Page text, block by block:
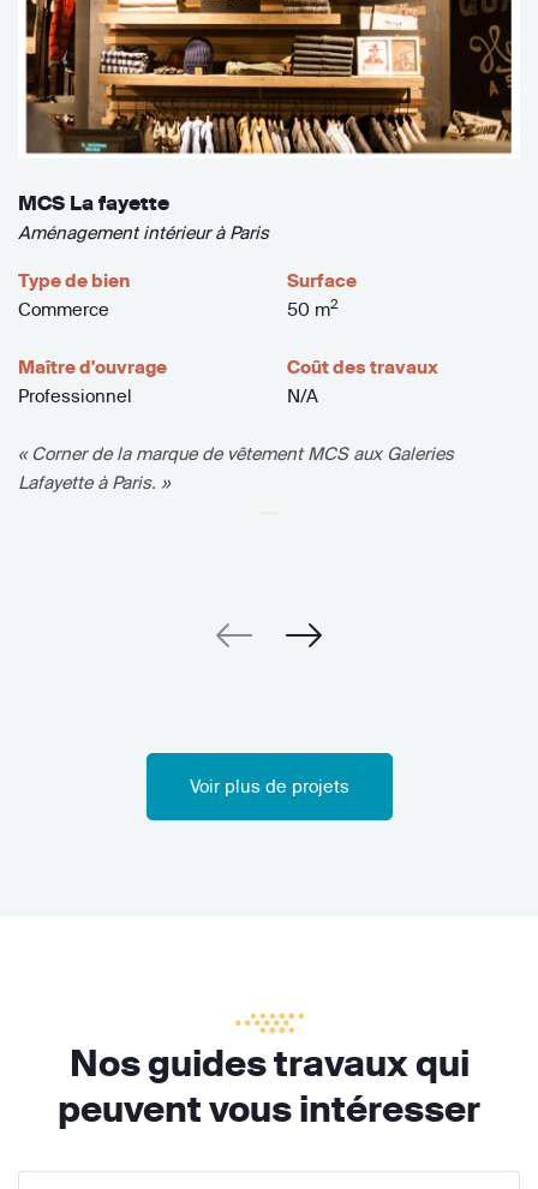
MCS La fayette
Aménagement intérieur à Paris
Type de bien
Commerce
Surface
50 m2
Maître d'ouvrage
Professionnel
Coût des travaux
N/A
« Corner de la marque de vêtement MCS aux Galeries
Lafayette à Paris. »
Voir plus de projets
Nos guides travaux qui
peuvent vous intéresser